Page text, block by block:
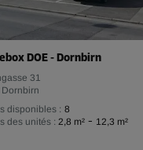
Dès 76,49 EUR/
85,00 EUR/
DOE - Dornbirn
31
disponibles : 8
des unités : 2,8 m² - 12,3 m²